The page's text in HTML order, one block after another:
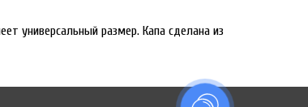
универсальный размер. Капа сделана из